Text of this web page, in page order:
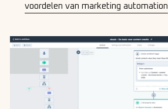
voordelen van marketing automation